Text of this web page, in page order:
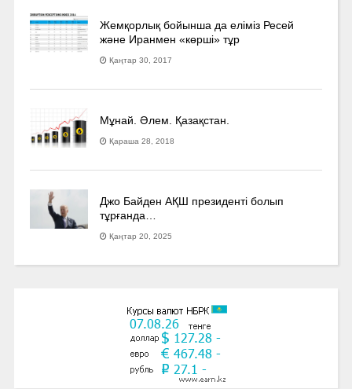
Жемқорлық бойынша да еліміз Ресей
және Иранмен «көрші» тұр
Қаңтар 30, 2017
Мұнай. Әлем. Қазақстан.
Қараша 28, 2018
Джо Байден АҚШ президенті болып
тұрғанда…
Қаңтар 20, 2025